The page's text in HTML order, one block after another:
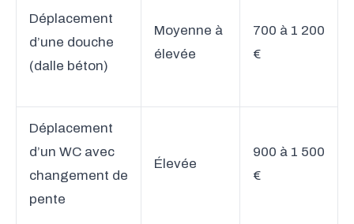
Déplacement
d’une douche
(dalle béton)
Moyenne à
élevée
700 à 1 200
€
Déplacement
d’un WC avec
changement de
pente
Élevée
900 à 1 500
€